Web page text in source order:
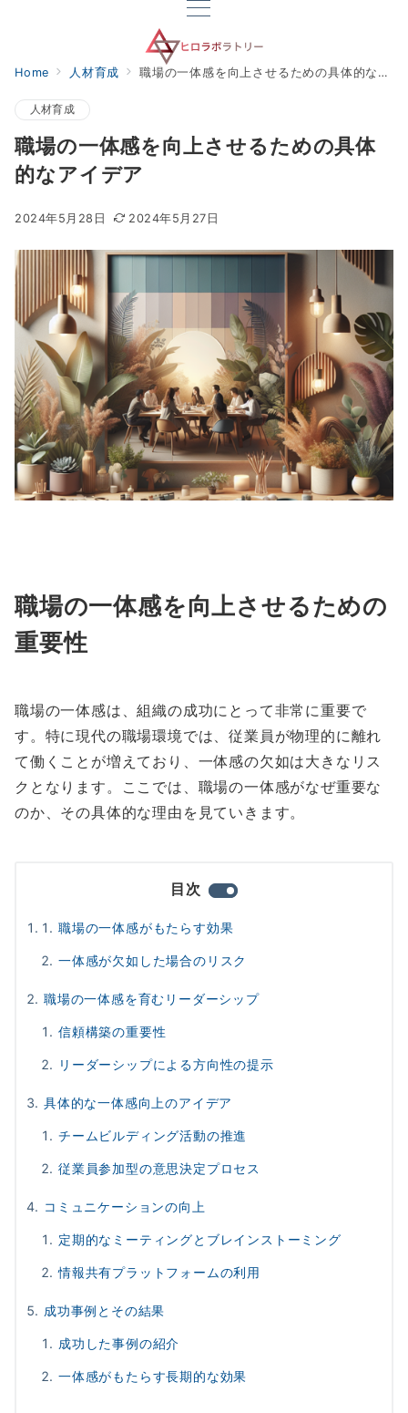
Home 人材育成 職場の一体感を向上させるための具体的なアイデア
人材育成
職場の一体感を向上させるための具体
的なアイデア
2024年5月28日 2024年5月27日
職場の一体感を向上させるための
重要性
職場の一体感は、組織の成功にとって非常に重要で
す。特に現代の職場環境では、従業員が物理的に離れ
て働くことが増えており、一体感の欠如は大きなリス
クとなります。ここでは、職場の一体感がなぜ重要な
のか、その具体的な理由を見ていきます。
目次
職場の一体感がもたらす効果
一体感が欠如した場合のリスク
職場の一体感を育むリーダーシップ
信頼構築の重要性
リーダーシップによる方向性の提示
具体的な一体感向上のアイデア
チームビルディング活動の推進
従業員参加型の意思決定プロセス
コミュニケーションの向上
定期的なミーティングとブレインストーミング
情報共有プラットフォームの利用
成功事例とその結果
成功した事例の紹介
一体感がもたらす長期的な効果